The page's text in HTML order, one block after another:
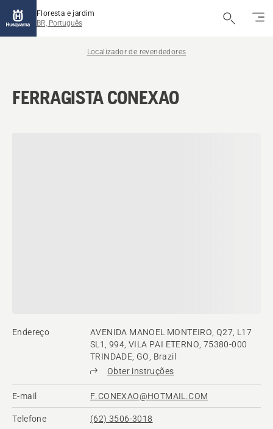
Floresta e jardim
BR, Português
Localizador de revendedores
FERRAGISTA CONEXAO
Endereço
AVENIDA MANOEL MONTEIRO, Q27, L17
SL1, 994, VILA PAI ETERNO, 75380-000
TRINDADE, GO, Brazil
Obter instruções
E-mail F.CONEXAO@HOTMAIL.COM
Telefone (62) 3506-3018